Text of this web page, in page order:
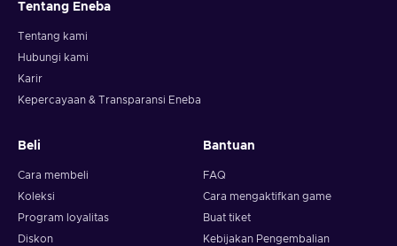
Tentang Eneba
Tentang kami
Hubungi kami
Karir
Kepercayaan & Transparansi Eneba
Beli
Cara membeli
Koleksi
Program loyalitas
Diskon
Bantuan
FAQ
Cara mengaktifkan game
Buat tiket
Kebijakan Pengembalian